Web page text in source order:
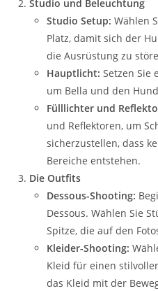
Studio und Beleuchtung
Studio Setup: Wählen
Platz, damit sich der
die Ausrüstung zu
Hauptlicht: Setzen Sie
um Bella und den
Fülllichter und
und Reflektoren, um
sicherzustellen, dass
Bereiche entstehen.
Die Outfits
Dessous-Shooting:
Dessous. Wählen Sie
Spitze, die auf den
Kleider-Shooting:
Kleid für einen
das Kleid mit der